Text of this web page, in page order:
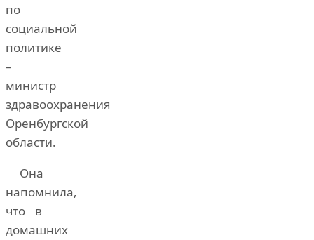
по
социальной
политике
–
министр
здравоохранения
Оренбургской
области.
Она
напомнила,
что в
домашних